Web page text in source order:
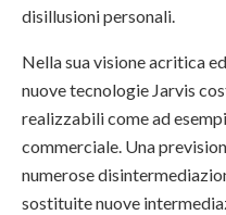
disillusioni personali.
Nella sua visione acritica
nuove tecnologie Jarvis
realizzabili come ad
commerciale. Una
numerose
sostituite nuove